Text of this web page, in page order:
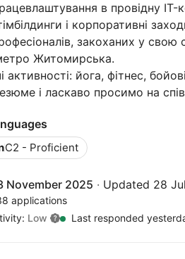
в провідну IT-
і корпоративні
закоханих у свою
Житомирська.
активності: йога, фітнес,
і ласкаво просимо на
C2 - Proficient
November 2025 · Updated 28
applications
Low Last responded